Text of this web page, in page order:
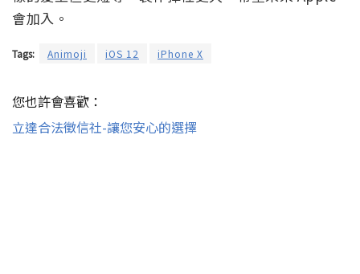
會加入。
Tags: Animoji iOS 12 iPhone X
您也許會喜歡：
立達合法徵信社-讓您安心的選擇